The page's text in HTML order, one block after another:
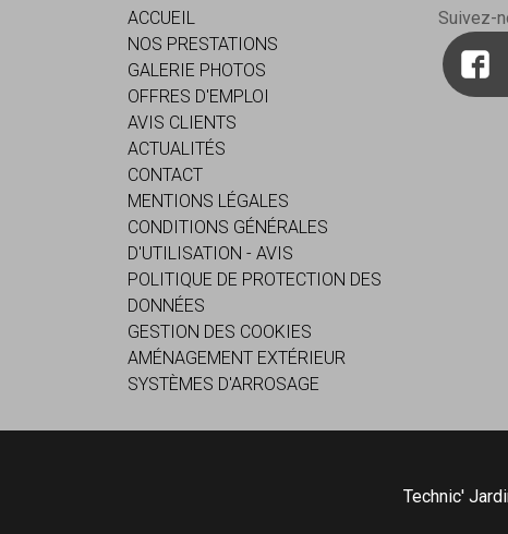
ACCUEIL
NOS PRESTATIONS
GALERIE PHOTOS
OFFRES D'EMPLOI
AVIS CLIENTS
ACTUALITÉS
CONTACT
MENTIONS LÉGALES
CONDITIONS GÉNÉRALES
D'UTILISATION - AVIS
POLITIQUE DE PROTECTION DES
DONNÉES
GESTION DES COOKIES
AMÉNAGEMENT EXTÉRIEUR
SYSTÈMES D'ARROSAGE
Suivez-
Technic'